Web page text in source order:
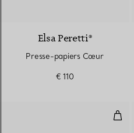
Elsa Peretti®
Presse-papiers Cœur
€ 110